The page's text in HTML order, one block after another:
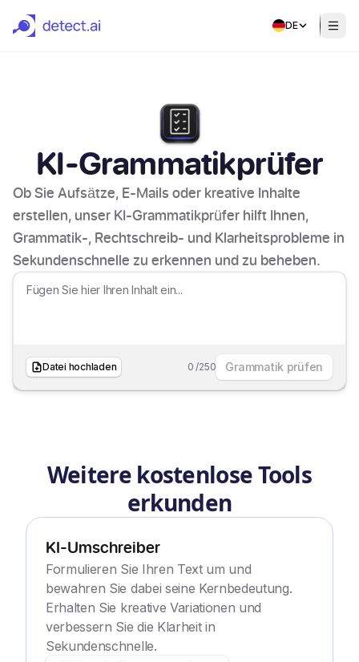
DE
KI-Grammatikprüfer
Ob Sie Aufsätze, E-Mails oder kreative Inhalte
erstellen, unser KI-Grammatikprüfer hilft Ihnen,
Grammatik-, Rechtschreib- und Klarheitsprobleme in
Sekundenschnelle zu erkennen und zu beheben.
Datei hochladen 0 /250 Grammatik prüfen
Weitere kostenlose Tools
erkunden
KI-Umschreiber
Formulieren Sie Ihren Text um und
bewahren Sie dabei seine Kernbedeutung.
Erhalten Sie kreative Variationen und
verbessern Sie die Klarheit in
Sekundenschnelle.